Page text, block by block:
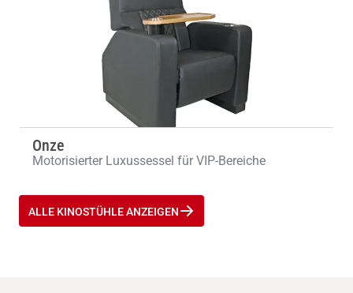
Onze
Motorisierter Luxussessel für VIP-Bereiche
ALLE KINOSTÜHLE ANZEIGEN